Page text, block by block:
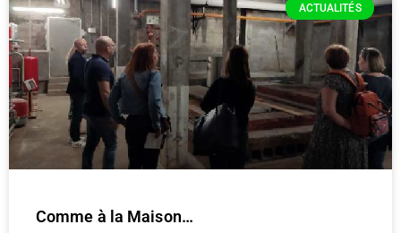
ACTUALITÉS
Comme à la Maison…